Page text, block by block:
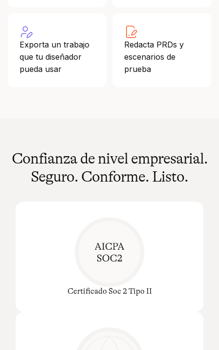
Exporta un trabajo
que tu diseñador
pueda usar
Redacta PRDs y
escenarios de
prueba
Confianza de nivel empresarial.
Seguro. Conforme. Listo.
Certificado Soc 2 Tipo II